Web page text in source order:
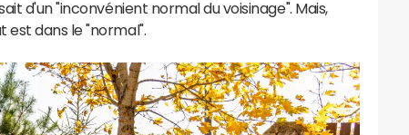
d'un "inconvénient normal du voisinage". Mais,
est dans le "normal".